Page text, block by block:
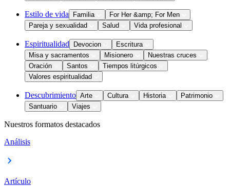
Estilo de vida Familia
For Her &amp; For Men
Pareja y sexualidad
Salud Vida profesional
Espiritualidad Devocion
Escritura
Misa y sacramentos
Misionero
Nuestras cruces
Oración
Santos
Tiempos litúrgicos
Valores espiritualidad
Descubrimiento Arte Cultura Historia
Patrimonio
Santuario
Viajes
Nuestros formatos destacados
Análisis
Artículo